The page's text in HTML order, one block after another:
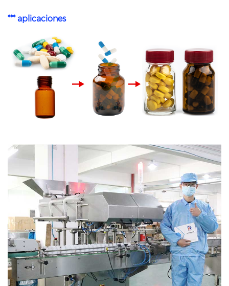
*** aplicaciones